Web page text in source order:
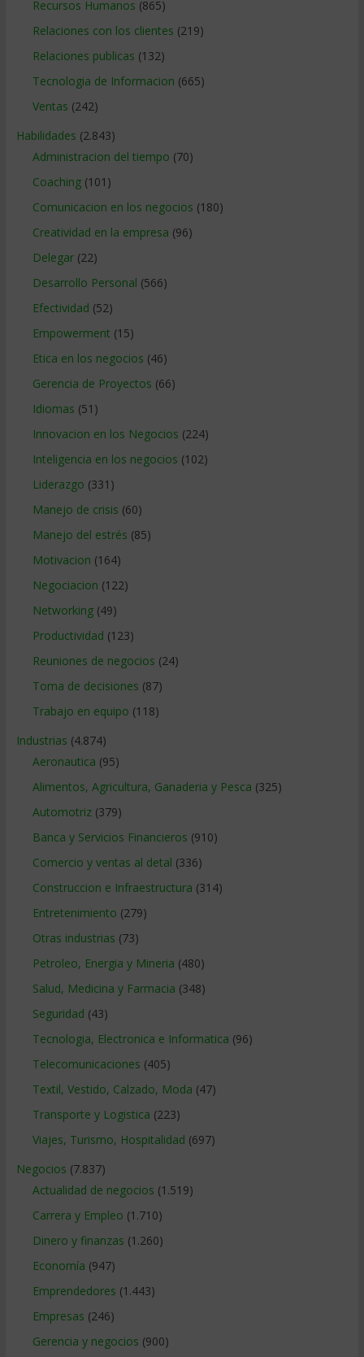
Recursos Humanos (865)
Relaciones con los clientes (219)
Relaciones publicas (132)
Tecnologia de Informacion (665)
Ventas (242)
Habilidades (2.843)
Administracion del tiempo (70)
Coaching(101)
Comunicacion en los negocios (180)
Creatividad en la empresa (96)
Delegar(22)
Desarrollo Personal (566)
Efectividad (52)
Empowerment (15)
Etica en los negocios (46)
Gerencia de Proyectos (66)
Idiomas (51)
Innovacion en los Negocios (224)
Inteligencia en los negocios (102)
Liderazgo (331)
Manejo de crisis (60)
Manejo del estrés (85)
Motivacion (164)
Negociacion (122)
Networking(49)
Productividad (123)
Reuniones de negocios (24)
Toma de decisiones (87)
Trabajo en equipo (118)
Industrias (4.874)
Aeronautica (95)
Alimentos, Agricultura, Ganaderia y Pesca (325)
Automotriz(379)
Banca y Servicios Financieros (910)
Comercio y ventas al detal (336)
Construccion e Infraestructura (314)
Entretenimiento (279)
Otras industrias (73)
Petroleo, Energia y Mineria (480)
Salud, Medicina y Farmacia (348)
Seguridad (43)
Tecnologia, Electronica e Informatica (96)
Telecomunicaciones (405)
Textil, Vestido, Calzado, Moda (47)
Transporte y Logistica (223)
Viajes, Turismo, Hospitalidad (697)
Negocios (7.837)
Actualidad de negocios (1.519)
Carrera y Empleo (1.710)
Dinero y finanzas (1.260)
Economía (947)
Emprendedores (1.443)
Empresas (246)
Gerencia y negocios (900)